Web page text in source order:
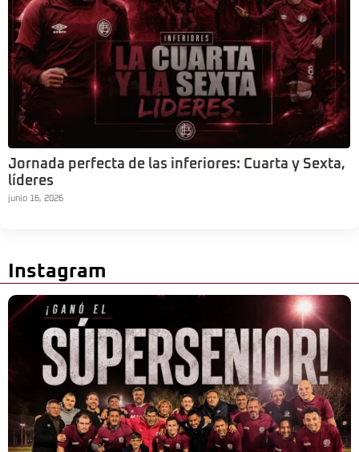
Jornada perfecta de las inferiores: Cuarta y Sexta,
líderes
junio 16, 2026
Instagram